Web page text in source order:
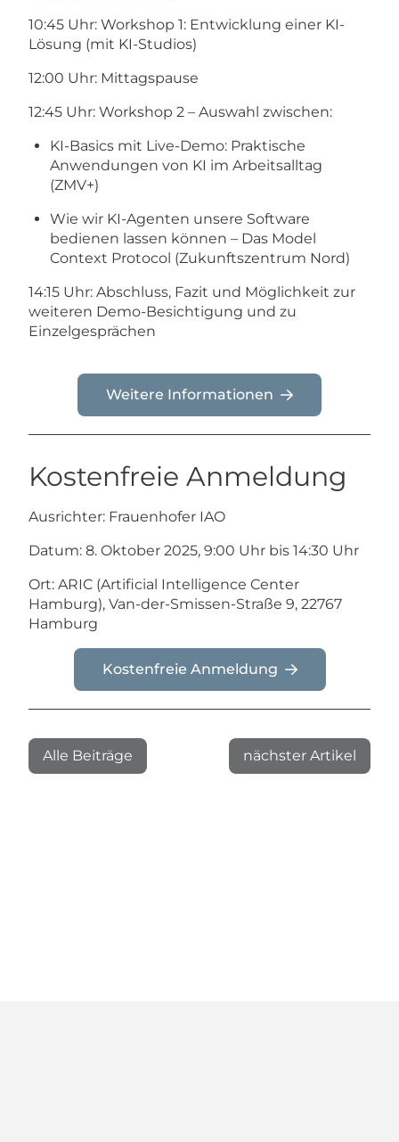
​10:45 Uhr: Workshop 1: Entwicklung einer KI-
Lösung (mit KI-Studios)
​12:00 Uhr: Mittagspause
12:45 Uhr: Workshop 2 – Auswahl zwischen:
​KI-Basics mit Live-Demo: Praktische
Anwendungen von KI im Arbeitsalltag
(ZMV+)
Wie wir KI-Agenten unsere Software
bedienen lassen können – Das Model
Context Protocol (Zukunftszentrum Nord)
14:15 Uhr: Abschluss, Fazit und Möglichkeit zur
weiteren Demo-Besichtigung und zu
Einzelgesprächen
Weitere Informationen
Kostenfreie Anmeldung
Ausrichter: Frauenhofer IAO
Datum: 8. Oktober 2025, 9:00 Uhr bis 14:30 Uhr
Ort: ARIC (Artificial Intelligence Center
Hamburg), Van-der-Smissen-Straße 9, 22767
Hamburg
Kostenfreie Anmeldung
Alle Beiträge nächster Artikel